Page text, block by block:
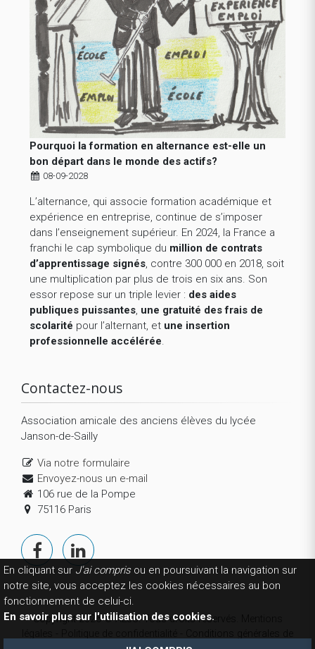
En cliquant sur J'ai comprisou en poursuivant la navigation sur
notre site, vous acceptez les cookies nécessaires au bon
fonctionnement de celui-ci.
En savoir plus sur l'utilisation des cookies.
Pourquoi la formation en alternance est-elle un
bon départ dans le monde des actifs?
08-09-2028
L’alternance, qui associe formation académique et
expérience en entreprise, continue de s’imposer
dans l’enseignement supérieur. En 2024, la France a
franchi le cap symbolique du million de contrats
d’apprentissage signés, contre 300 000 en 2018, soit
une multiplication par plus de trois en six ans. Son
essor repose sur un triple levier : des aides
publiques puissantes, une gratuité des frais de
scolarité pour l’alternant, et une insertion
professionnelle accélérée.
Contactez-nous
Association amicale des anciens élèves du lycée
Janson-de-Sailly
Via notre formulaire
Envoyez-nous un e-mail
106 rue de la Pompe
75116 Paris
Copyright 2026 © AEJS. Tous droits réservés.